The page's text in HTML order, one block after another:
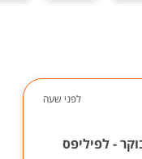
לפני שעה
- לפיליפס